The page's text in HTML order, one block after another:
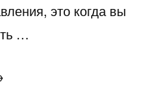
это когда вы
…